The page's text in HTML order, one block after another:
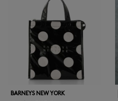
BARNEYS NEW YORK